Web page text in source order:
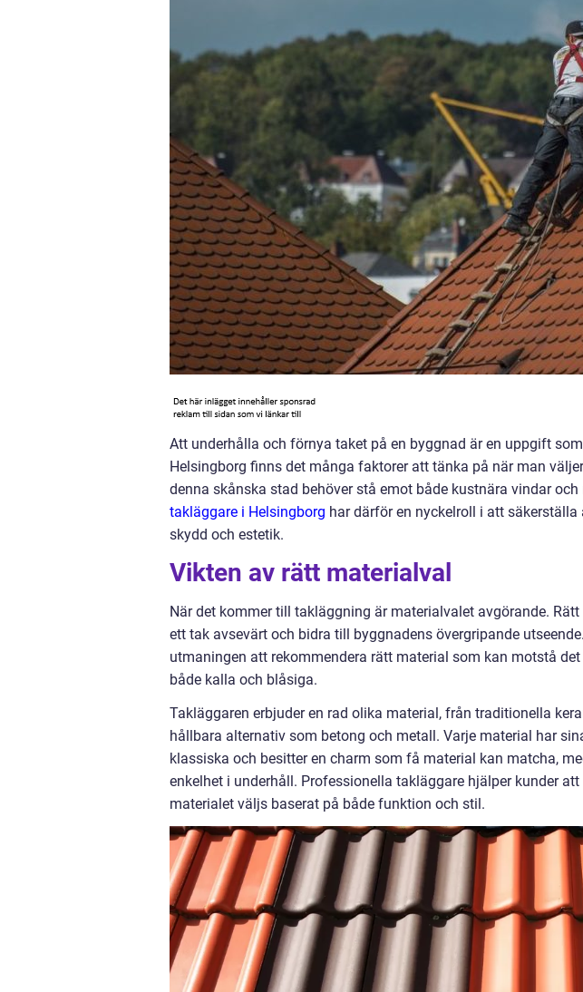
Att underhålla och förnya taket på en byggnad är en uppgift
Helsingborg finns det många faktorer att tänka på när man
denna skånska stad behöver stå emot både kustnära vindar
takläggare i Helsingborg har därför en nyckelroll i att
skydd och estetik.
Vikten av rätt materialval
När det kommer till takläggning är materialvalet avgörande.
ett tak avsevärt och bidra till byggnadens övergripande
utmaningen att rekommendera rätt material som kan motstå
både kalla och blåsiga.
Takläggaren erbjuder en rad olika material, från traditionella
hållbara alternativ som betong och metall. Varje material har
klassiska och besitter en charm som få material kan matcha,
enkelhet i underhåll. Professionella takläggare hjälper kunder
materialet väljs baserat på både funktion och stil.